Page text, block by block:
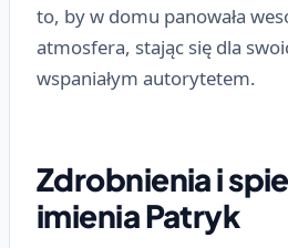
to, by w domu panowała
atmosfera, stając się dla
wspaniałym autorytetem.
Zdrobnienia i
imienia Patryk